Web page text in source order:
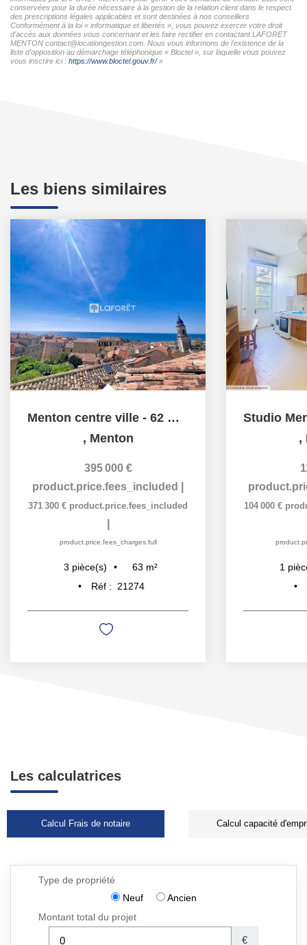
conservées pour la durée nécessaire à la gestion de la relation client dans le respect
des prescriptions légales applicables et sont destinées à nos conseillers
Conformément à la loi « informatique et libertés », vous pouvez exercer votre droit
d'accès aux données vous concernant et les faire rectifier en contactant LAFORET
MENTON contact@locationgestion.com. Nous vous informons de l'existence de la
liste d'opposition au démarchage téléphonique « Bloctel », sur laquelle vous pouvez
vous inscrire ici : https://www.bloctel.gouv.fr/»
Les biens similaires
Menton centre ville - 62 m2 en Duplex
, Menton
395 000 €
product.price.fees_included
371 300 € product.price.fees_included
product.price.fees_charges.full
3 pièce(s) 63 m²
Réf :
21274
,
104 000 €
1
Les calculatrices
Calcul Frais de notaire Calcul capacité